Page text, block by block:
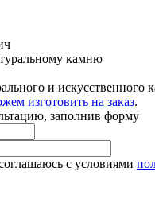
камню
и искусственного
изготовить на заказ.
заполнив форму
с условиями